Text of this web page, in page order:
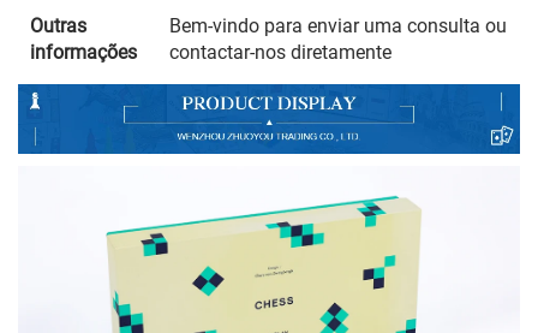
Outras
informações
Bem-vindo para enviar uma consulta ou
contactar-nos diretamente